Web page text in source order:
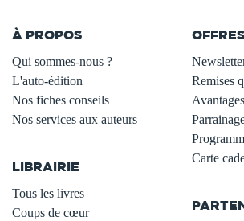
À PROPOS
Qui sommes-nous ?
L'auto-édition
Nos fiches conseils
Nos services aux auteurs
LIBRAIRIE
Tous les livres
Coups de cœur
OFFRES
Remises
Carte